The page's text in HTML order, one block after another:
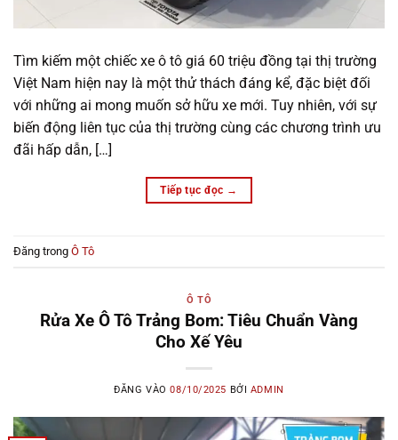
Tìm kiếm một chiếc xe ô tô giá 60 triệu đồng tại thị trường
Việt Nam hiện nay là một thử thách đáng kể, đặc biệt đối
với những ai mong muốn sở hữu xe mới. Tuy nhiên, với sự
biến động liên tục của thị trường cùng các chương trình ưu
đãi hấp dẫn, […]
Tiếp tục đọc →
Đăng trong Ô Tô
Ô TÔ
Rửa Xe Ô Tô Trảng Bom: Tiêu Chuẩn Vàng
Cho Xế Yêu
ĐĂNG VÀO08/10/2025 BỞI ADMIN